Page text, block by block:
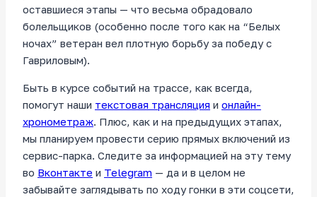
оставшиеся этапы — что весьма обрадовало
болельщиков (особенно после того как на “Белых
ночах” ветеран вел плотную борьбу за победу с
Гавриловым).
Быть в курсе событий на трассе, как всегда,
помогут наши текстовая трансляция и онлайн-
хронометраж. Плюс, как и на предыдущих этапах,
мы планируем провести серию прямых включений из
сервис-парка. Следите за информацией на эту тему
во Вконтакте и Telegram — да и в целом не
забывайте заглядывать по ходу гонки в эти соцсети,